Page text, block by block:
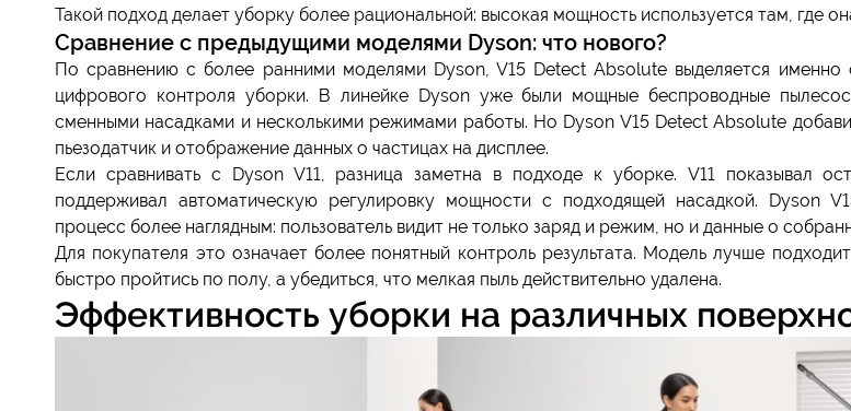
Такой подход делает уборку более рациональной: высокая мощность используется там, где
Сравнение с предыдущими моделями Dyson: что нового?
По сравнению с более ранними моделями Dyson, V15 Detect Absolute выделяется именно
цифрового контроля уборки. В линейке Dyson уже были мощные беспроводные
сменными насадками и несколькими режимами работы. Но Dyson V15 Detect Absolute
пьезодатчик и отображение данных о частицах на дисплее.
Если сравнивать с Dyson V11, разница заметна в подходе к уборке. V11 показывал
поддерживал автоматическую регулировку мощности с подходящей насадкой. Dyson
процесс более наглядным: пользователь видит не только заряд и режим, но и данные о
Для покупателя это означает более понятный контроль результата. Модель лучше
быстро пройтись по полу, а убедиться, что мелкая пыль действительно удалена.
Эффективность уборки на различных